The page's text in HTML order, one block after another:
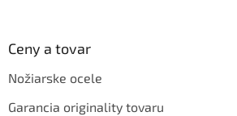
Ceny a tovar
Nožiarske ocele
Garancia originality tovaru